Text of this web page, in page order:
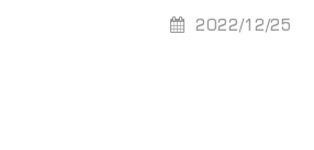
2022/12/25